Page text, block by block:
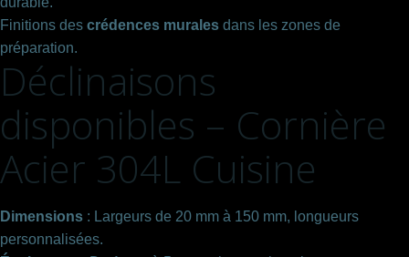
Finitions des crédences murales dans les zones de
préparation.
Déclinaisons
disponibles – Cornière
Acier 304L Cuisine
Dimensions : Largeurs de 20 mm à 150 mm, longueurs
personnalisées.